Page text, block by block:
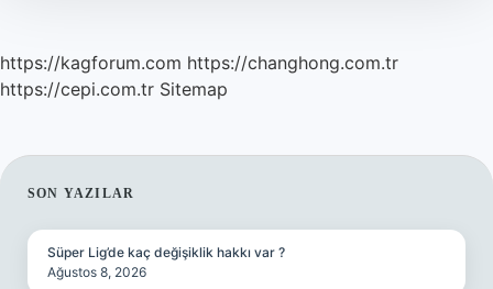
https://kagforum.com https://changhong.com.tr
https://cepi.com.tr Sitemap
SIDEBAR
SON YAZILAR
Süper Lig’de kaç değişiklik hakkı var ?
Ağustos 8, 2026